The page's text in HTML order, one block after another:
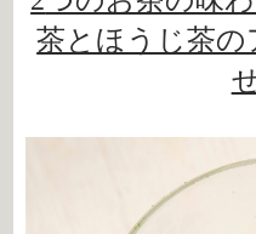
茶とほうじ茶の